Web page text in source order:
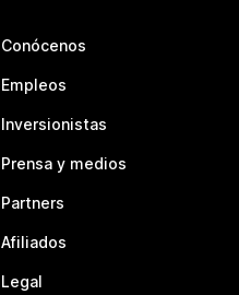
Conócenos
Empleos
Inversionistas
Prensa y medios
Partners
Afiliados
Legal